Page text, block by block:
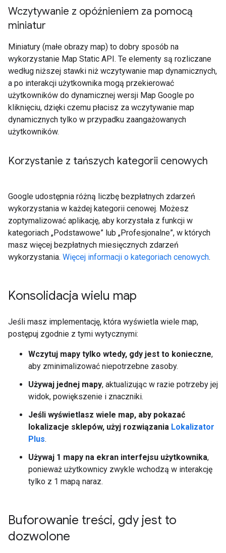
Wczytywanie z opóźnieniem za pomocą
miniatur
Miniatury (małe obrazy map) to dobry sposób na
wykorzystanie Map Static API. Te elementy są rozliczane
według niższej stawki niż wczytywanie map dynamicznych,
a po interakcji użytkownika mogą przekierować
użytkowników do dynamicznej wersji Map Google po
kliknięciu, dzięki czemu płacisz za wczytywanie map
dynamicznych tylko w przypadku zaangażowanych
użytkowników.
Korzystanie z tańszych kategorii cenowych
Google udostępnia różną liczbę bezpłatnych zdarzeń
wykorzystania w każdej kategorii cenowej. Możesz
zoptymalizować aplikację, aby korzystała z funkcji w
kategoriach „Podstawowe” lub „Profesjonalne”, w których
masz więcej bezpłatnych miesięcznych zdarzeń
wykorzystania. Więcej informacji o kategoriach cenowych.
Konsolidacja wielu map
Jeśli masz implementację, która wyświetla wiele map,
postępuj zgodnie z tymi wytycznymi:
Wczytuj mapy tylko wtedy, gdy jest to konieczne,
aby zminimalizować niepotrzebne zasoby.
Używaj jednej mapy, aktualizując w razie potrzeby jej
widok, powiększenie i znaczniki.
Jeśli wyświetlasz wiele map, aby pokazać
lokalizacje sklepów, użyj rozwiązania Lokalizator
Plus.
Używaj 1 mapy na ekran interfejsu użytkownika,
ponieważ użytkownicy zwykle wchodzą w interakcję
tylko z 1 mapą naraz.
Buforowanie treści, gdy jest to
dozwolone